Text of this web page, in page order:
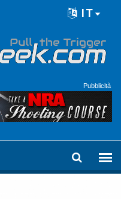
IT
Pubblicità